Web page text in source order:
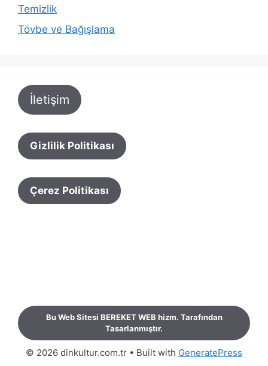
Temizlik
Tövbe ve Bağışlama
İletişim
Gizlilik Politikası
Çerez Politikası
Bu Web Sitesi BEREKET WEB hizm. Tarafından
Tasarlanmıştır.
© 2026 dinkultur.com.tr • Built with GeneratePress